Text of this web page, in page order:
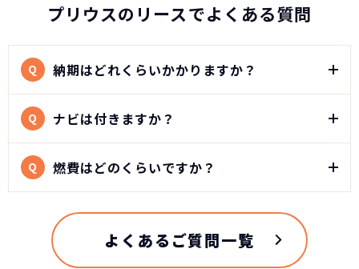
プリウスのリースでよくある質問
Q 納期はどれくらいかかりますか？
Q ナビは付きますか？
Q 燃費はどのくらいですか？
よくあるご質問一覧